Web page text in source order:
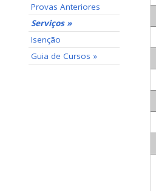
Provas Anteriores
Serviços »
Isenção
Guia de Cursos »